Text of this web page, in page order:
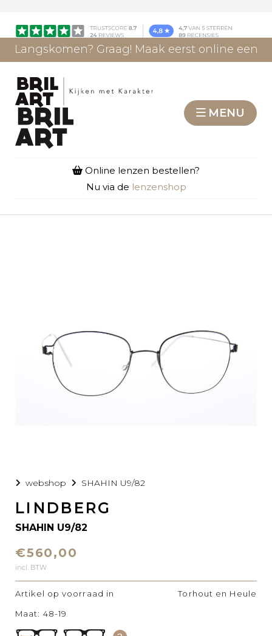
Langskomen? Graag! Maak eerst online een
MENU
Online lenzen bestellen?
Nu via de lenzenshop
webshop SHAHIN U9/82
LINDBERG
SHAHIN U9/82
€560,00
incl. BTW
Artikel op voorraad in Torhout en Heule
Maat: 48-19